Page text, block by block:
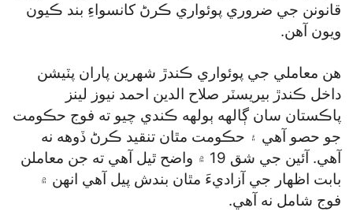
قانونن جي ضروري پوئواري ڪرڻ کانسواءِ بند ڪيون
ويون آهن.
هن معاملي جي پوئواري ڪندڙ شهرين پاران پٽيشن
داخل ڪندڙ بيريسٽر صلاح الدين احمد نيوز لينز
پاڪستان سان ڳالهه ٻولهه ڪندي چيو ته فوج حڪومت
جو حصو آهي ۽ حڪومت مٿان تنقيد ڪرڻ ڏوهه نه
آهي. آئين جي شق 19 ۾ واضح ٿيل آهي ته جن معاملن
بابت اظهار جي آزاديءَ مٿان بندش پيل آهي انهن ۾
فوج شامل نه آهي.